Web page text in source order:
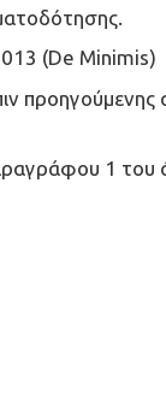
(De Minimis)
1